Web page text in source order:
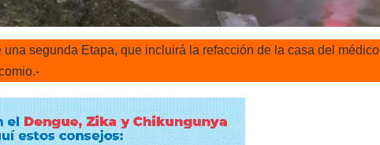
segunda Etapa, que incluirá la refacción de la casa del